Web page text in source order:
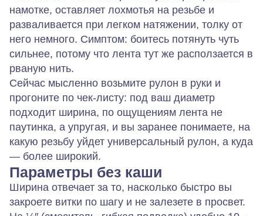
намотке, оставляет лохмотья на резьбе и
разваливается при легком натяжении, толку от
него немного. Симптом: боитесь потянуть чуть
сильнее, потому что лента тут же расползается в
рваную нить.
Сейчас мысленно возьмите рулон в руки и
прогоните по чек-листу: под ваш диаметр
подходит ширина, по ощущениям лента не
паутинка, а упругая, и вы заранее понимаете, на
какую резьбу уйдет универсальный рулон, а куда
— более широкий.
Параметры без каши
Ширина отвечает за то, насколько быстро вы
закроете витки по шагу и не залезете в просвет.